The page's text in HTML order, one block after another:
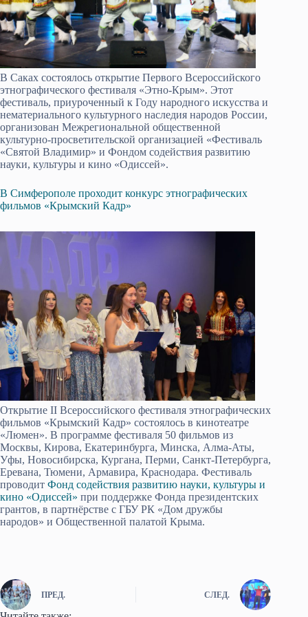
В Саках состоялось открытие Первого Всероссийского
этнографического фестиваля «Этно-Крым». Этот
фестиваль, приуроченный к Году народного искусства и
нематериального культурного наследия народов России,
организован Межрегиональной общественной
культурно-просветительской организацией «Фестиваль
«Святой Владимир» и Фондом содействия развитию
науки, культуры и кино «Одиссей».
В Симферополе проходит конкурс этнографических
фильмов «Крымский Кадр»
Открытие II Всероссийского фестиваля этнографических
фильмов «Крымский Кадр» состоялось в кинотеатре
«Люмен». В программе фестиваля 50 фильмов из
Москвы, Кирова, Екатеринбурга, Минска, Алма-Аты,
Уфы, Новосибирска, Кургана, Перми, Санкт-Петербурга,
Еревана, Тюмени, Армавира, Краснодара. Фестиваль
проводит Фонд содействия развитию науки, культуры и
кино «Одиссей» при поддержке Фонда президентских
грантов, в партнёрстве с ГБУ РК «Дом дружбы
народов» и Общественной палатой Крыма.
ПРЕД. СЛЕД.